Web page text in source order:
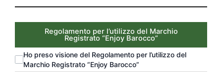
Regolamento per l’utilizzo del Marchio
Registrato “Enjoy Barocco”
Ho preso visione del Regolamento per l’utilizzo del
Marchio Registrato “Enjoy Barocco”